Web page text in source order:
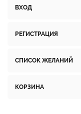
ВХОД
РЕГИСТРАЦИЯ
СПИСОК ЖЕЛАНИЙ
КОРЗИНА